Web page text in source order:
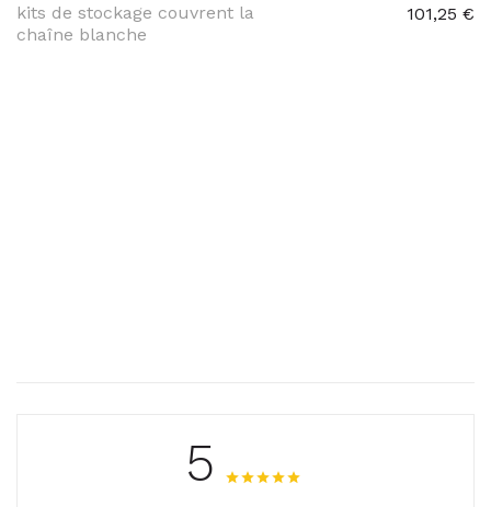
kits de stockage couvrent la
chaîne blanche
101,25 €
5